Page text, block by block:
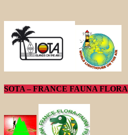
SOTA – FRANCE FAUNA FLORA